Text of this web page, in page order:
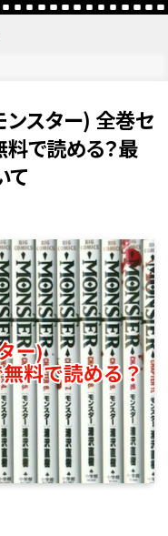
スター) 全巻セ
で読める？最
て